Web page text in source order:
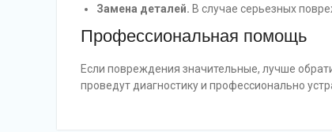
Замена деталей. В случае серьезных
Профессиональная помощь
Если повреждения значительные, лучше
проведут диагностику и профессионально